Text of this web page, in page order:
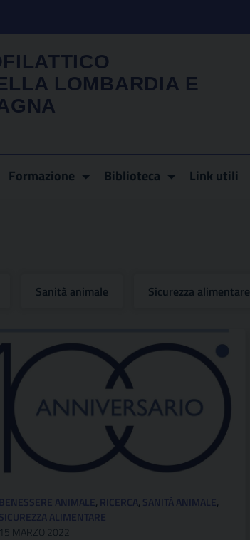
LOMBARDIA E
Formazione Biblioteca Link utili
Sanità animale Sicurezza alimentare
BENESSERE ANIMALE, RICERCA, SANITÀ ANIMALE,
SICUREZZA ALIMENTARE
15 MARZO 2022